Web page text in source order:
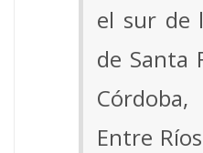
el sur de
de Santa
Entre